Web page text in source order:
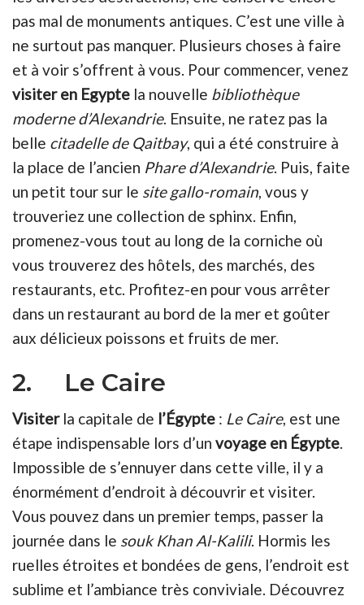
pas mal de monuments antiques. C’est une ville à
ne surtout pas manquer. Plusieurs choses à faire
et à voir s’offrent à vous. Pour commencer, venez
visiter en Egypte la nouvelle bibliothèque
moderne d’Alexandrie. Ensuite, ne ratez pas la
belle citadelle de Qaitbay, qui a été construire à
la place de l’ancien Phare d’Alexandrie. Puis, faite
un petit tour sur le site gallo-romain , vous y
trouveriez une collection de sphinx. Enfin,
promenez-vous tout au long de la corniche où
vous trouverez des hôtels, des marchés, des
restaurants, etc. Profitez-en pour vous arrêter
dans un restaurant au bord de la mer et goûter
aux délicieux poissons et fruits de mer.
2. Le Caire
Visiter la capitale de l’Égypte : Le Caire, est une
étape indispensable lors d’un voyage en Égypte
Impossible de s’ennuyer dans cette ville, il y a
énormément d’endroit à découvrir et visiter.
Vous pouvez dans un premier temps, passer la
journée dans le souk Khan Al-Kalili. Hormis les
ruelles étroites et bondées de gens, l’endroit est
sublime et l’ambiance très conviviale. Découvrez